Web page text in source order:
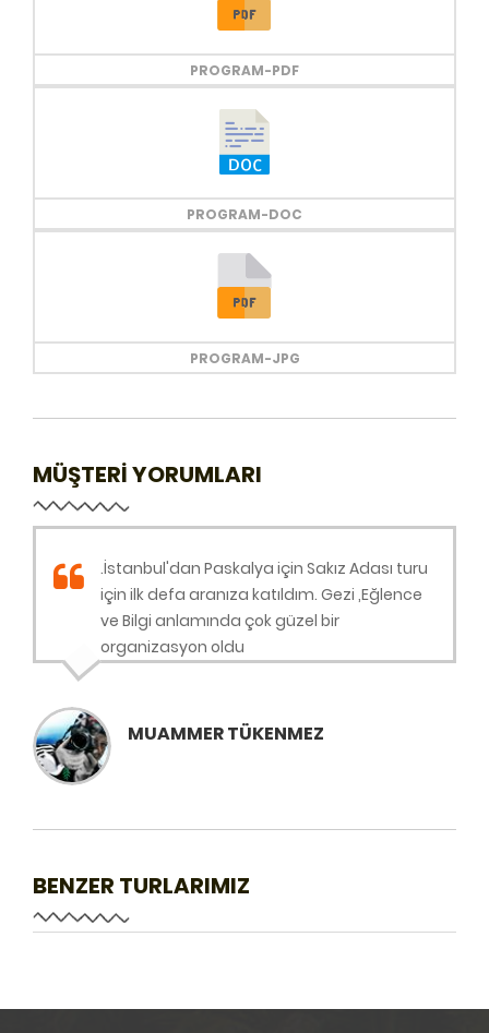
PROGRAM-PDF
PROGRAM-DOC
PROGRAM-JPG
MÜŞTERİ YORUMLARI
.İstanbul'dan Paskalya için Sakız Adası turu
için ilk defa aranıza katıldım. Gezi ,Eğlence
ve Bilgi anlamında çok güzel bir
organizasyon oldu
MUAMMER TÜKENMEZ
BENZER TURLARIMIZ